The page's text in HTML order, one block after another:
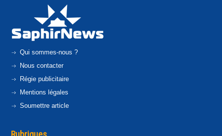
Qui sommes-nous ?
Nous contacter
Régie publicitaire
Mentions légales
Soumettre article